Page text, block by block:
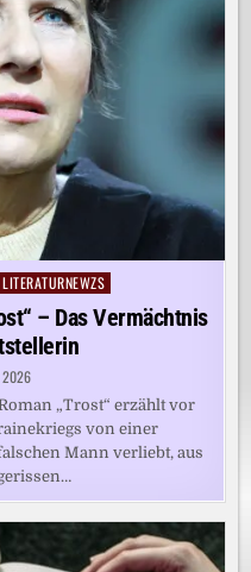
LITERATURNEWZS
– Das Vermächtnis
2026
„Trost“ erzählt vor
von einer
Mann verliebt, aus